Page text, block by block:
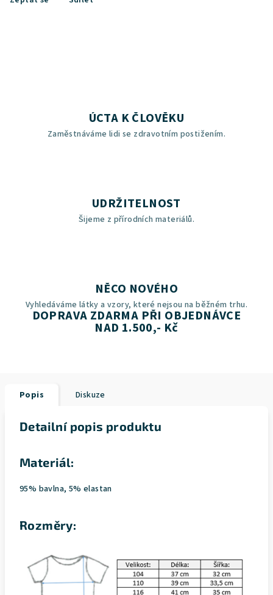
ÚCTA K ČLOVĚKU
Zaměstnáváme lidi se zdravotním postižením.
UDRŽITELNOST
Šijeme z přírodních materiálů.
NĚCO NOVÉHO
Vyhledáváme látky a vzory, které nejsou na běžném trhu.
DOPRAVA ZDARMA PŘI OBJEDNÁVCE
NAD 1.500,- Kč
Popis Diskuze
Detailní popis produktu
Materiál:
95% bavlna, 5% elastan
Rozměry: